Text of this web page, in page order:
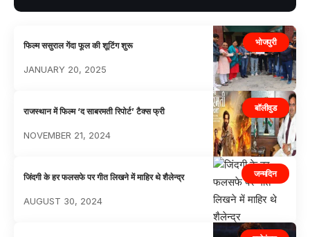
भोजपुरी
फिल्म ससुराल गेंदा फूल की शूटिंग शुरू
JANUARY 20, 2025
बॉलीवुड
राजस्थान में फिल्म ‘द साबरमती रिपोर्ट’ टैक्स फ्री
NOVEMBER 21, 2024
जन्मदिन
जिंदगी के हर फलसफे पर गीत लिखने में माहिर थे शैलेन्द्र
AUGUST 30, 2024